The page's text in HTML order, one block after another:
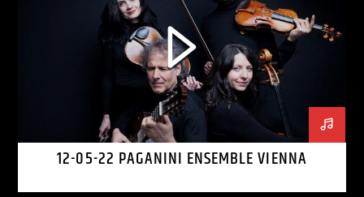
12-05-22 PAGANINI ENSEMBLE VIENNA